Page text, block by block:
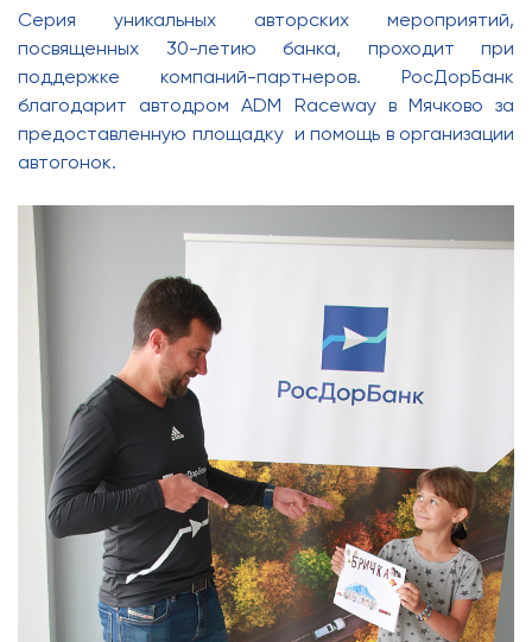
Серия уникальных авторских мероприятий,
посвященных 30-летию банка, проходит при
поддержке компаний-партнеров. РосДорБанк
благодарит автодром ADM Raceway в Мячково за
предоставленную площадку и помощь в организации
автогонок.